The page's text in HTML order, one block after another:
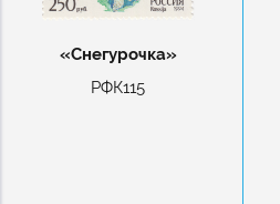
«Снегурочка»
РФК115